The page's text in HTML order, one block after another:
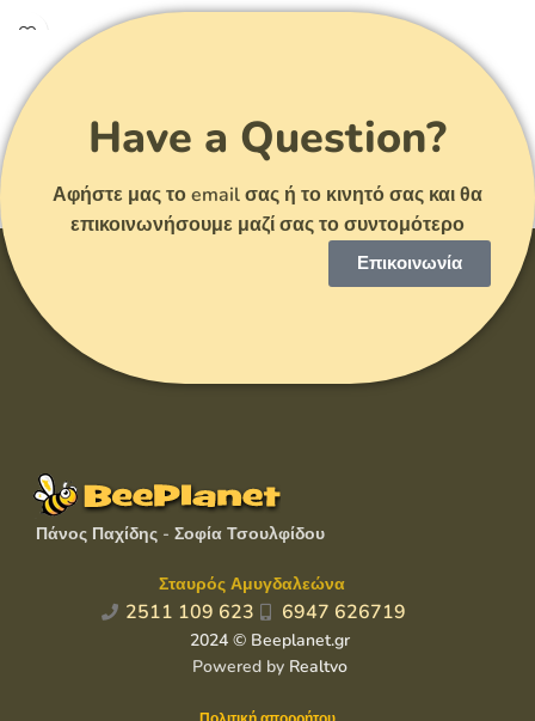
Have a Question?
Αφήστε μας το email σας ή το κινητό σας και θα
επικοινωνήσουμε μαζί σας το συντομότερο
Επικοινωνία
Πάνος Παχίδης - Σοφία Τσουλφίδου
Σταυρός Αμυγδαλεώνα
2511 109 623 6947 626719
2024 © Beeplanet.gr
Powered by Realtvo